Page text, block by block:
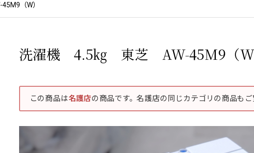
（W）
洗濯機 4.5㎏ 東芝 AW-45M9（W
この商品は名護店の商品です。名護店の同じカテゴリの商品もご